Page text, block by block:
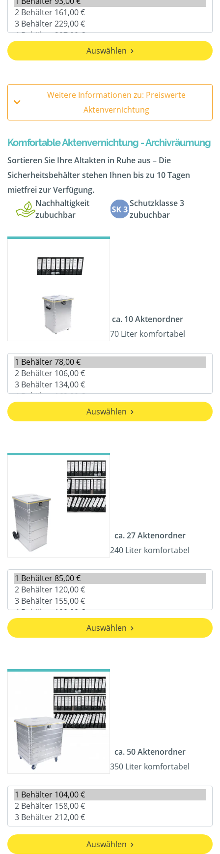
Auswählen
Weitere Informationen zu: Preiswerte
Aktenvernichtung
Komfortable Aktenvernichtung - Archivräumung
Sortieren Sie Ihre Altakten in Ruhe aus – Die
Sicherheitsbehälter stehen Ihnen bis zu 10 Tagen
mietfrei zur Verfügung.
Nachhaltigkeit
zubuchbar
Schutzklasse 3
zubuchbar
ca. 10 Aktenordner
70 Liter komfortabel
Auswählen
ca. 27 Aktenordner
240 Liter komfortabel
Auswählen
ca. 50 Aktenordner
350 Liter komfortabel
Auswählen